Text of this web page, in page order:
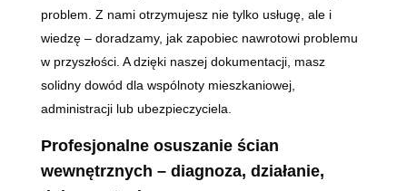
problem. Z nami otrzymujesz nie tylko usługę, ale i
wiedzę – doradzamy, jak zapobiec nawrotowi problemu
w przyszłości. A dzięki naszej dokumentacji, masz
solidny dowód dla wspólnoty mieszkaniowej,
administracji lub ubezpieczyciela.
Profesjonalne osuszanie ścian
wewnętrznych – diagnoza, działanie,